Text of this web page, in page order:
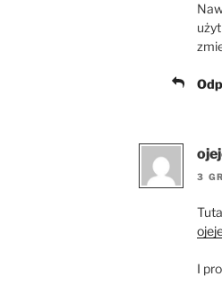
3
I